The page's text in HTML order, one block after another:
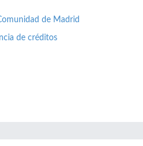
de Madrid
de créditos